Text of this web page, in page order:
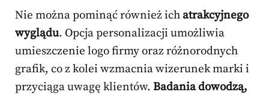
Nie można pominąć również ichatrakcyjnego
wyglądu. Opcja personalizacji umożliwia
umieszczenie logo firmy oraz różnorodnych
grafik, co z kolei wzmacnia wizerunek marki i
przyciąga uwagę klientów. Badania dowodzą,